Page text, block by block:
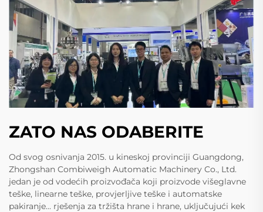
ZATO NAS ODABERITE
Od svog osnivanja 2015. u kineskoj provinciji Guangdong,
Zhongshan Combiweigh Automatic Machinery Co., Ltd.
jedan je od vodećih proizvođača koji proizvode višeglavne
teške, linearne teške, provjerljive teške i automatske
pakiranje... rješenja za tržišta hrane i hrane, uključujući kek